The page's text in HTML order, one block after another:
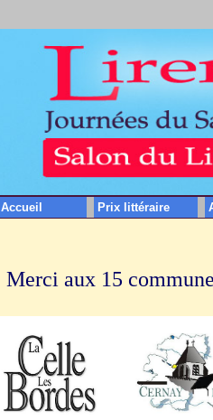
Merci aux 15
Accueil Prix littéraire